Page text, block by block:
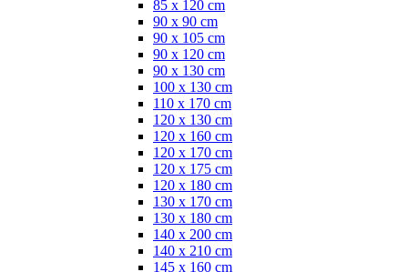
85 x 120 cm
90 x 90 cm
90 x 105 cm
90 x 120 cm
90 x 130 cm
100 x 130 cm
110 x 170 cm
120 x 130 cm
120 x 160 cm
120 x 170 cm
120 x 175 cm
120 x 180 cm
130 x 170 cm
130 x 180 cm
140 x 200 cm
140 x 210 cm
145 x 160 cm